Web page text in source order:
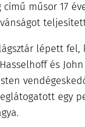
című műsor 17
lépett fel,
és
egy